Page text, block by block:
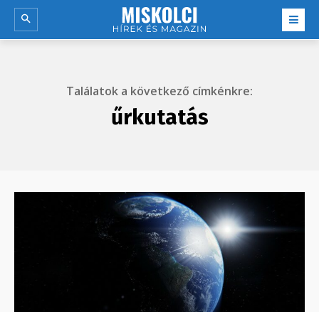
Találatok a következő címkénkre:
űrkutatás